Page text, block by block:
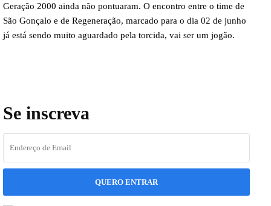
Geração 2000 ainda não pontuaram. O encontro entre o time de
São Gonçalo e de Regeneração, marcado para o dia 02 de junho
já está sendo muito aguardado pela torcida, vai ser um jogão.
Se inscreva
QUERO ENTRAR